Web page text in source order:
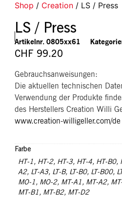
Shop / Creation / LS / Press
LS / Press
Artikelnr. 0805xx61
CHF 99.20
Gebrauchsanweisungen:
Die aktuellen technischen
Verwendung der Produkte
des Herstellers Creation Willi
www.creation-willigeller.com/de
Farbe
HT-1, HT-2, HT-3, HT-4, HT-B0,
A2, LT-A3, LT-B, LT-B0, LT-B00,
MO-1, MO-2, MT-A1, MT-A2,
MT-B1, MT-B2, MT-D2